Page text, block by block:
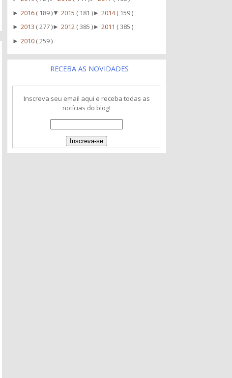
►2016 ( 189 ) ▼2015 ( 181 )►2014( 159 )
►2013 ( 277 )►2012 ( 385 )►2011 ( 385 )
►2010 ( 259 )
RECEBA AS NOVIDADES
Inscreva seu email aqui e receba todas as
notícias do blog!